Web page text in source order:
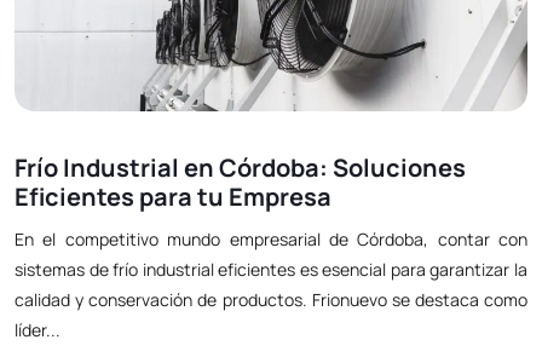
Frío Industrial en Córdoba: Soluciones
Eficientes para tu Empresa
En el competitivo mundo empresarial de Córdoba, contar con
sistemas de frío industrial eficientes es esencial para garantizar la
calidad y conservación de productos. Frionuevo se destaca como
líder...